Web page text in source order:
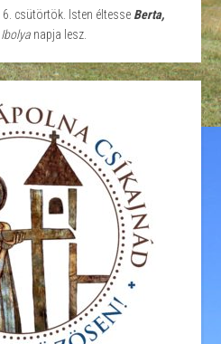
csütörtök. Isten éltesse Berta,
Ibolya napja lesz.